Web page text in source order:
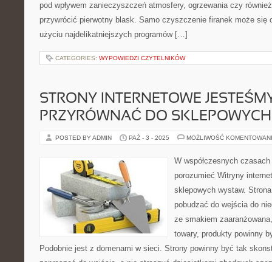
pod wpływem zanieczyszczeń atmosfery, ogrzewania czy
przywrócić pierwotny blask. Samo czyszczenie firanek może się
użyciu najdelikatniejszych programów […]
CATEGORIES: WYPOWIEDZI CZYTELNIKÓW
STRONY INTERNETOWE
PRZYRÓWNAĆ DO
POSTED BY ADMIN PAŹ - 3 - 2025 MOŻLIWOŚĆ
W współczesnych
porozumieć Witryny
sklepowych wystaw.
pobudzać do wejścia do
ze smakiem
towary, produkty powinny
Podobnie jest z domenami w sieci. Strony powinny być tak